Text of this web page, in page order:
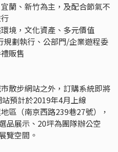
蘭、新竹為主，及配合節氣不
境，文化資產、多元價值
劃執行、公部門/企業遊程委
販售
散步網站之外，訂購系統即將
預計於2019年4月上線
區（南京西路239巷27號），
品展示、20坪為團隊辦公空
覽空間。